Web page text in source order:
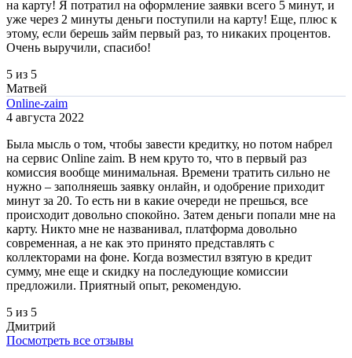
на карту! Я потратил на оформление заявки всего 5 минут, и
уже через 2 минуты деньги поступили на карту! Еще, плюс к
этому, если берешь займ первый раз, то никаких процентов.
Очень выручили, спасибо!
5 из 5
Матвей
Online-zaim
4 августа 2022
Была мысль о том, чтобы завести кредитку, но потом набрел
на сервис Online zaim. В нем круто то, что в первый раз
комиссия вообще минимальная. Времени тратить сильно не
нужно – заполняешь заявку онлайн, и одобрение приходит
минут за 20. То есть ни в какие очереди не прешься, все
происходит довольно спокойно. Затем деньги попали мне на
карту. Никто мне не названивал, платформа довольно
современная, а не как это принято представлять с
коллекторами на фоне. Когда возместил взятую в кредит
сумму, мне еще и скидку на последующие комиссии
предложили. Приятный опыт, рекомендую.
5 из 5
Дмитрий
Посмотреть все отзывы